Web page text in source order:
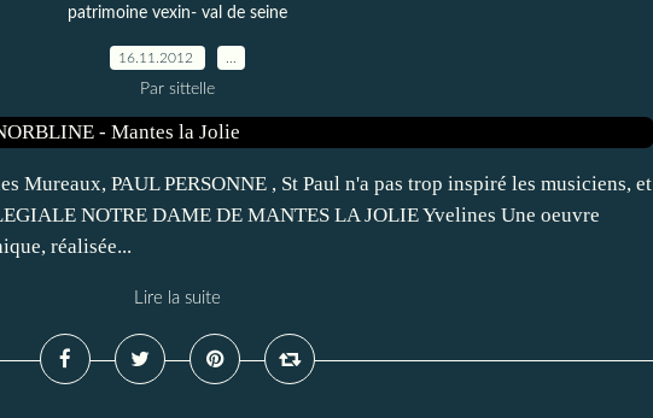
patrimoine vexin- val de seine
16.11.2012
Par sittelle
Mureaux, PAUL PERSONNE , St Paul n'a pas trop inspiré les musiciens, et
NOTRE DAME DE MANTES LA JOLIE Yvelines Une oeuvre
réalisée...
Lire la suite